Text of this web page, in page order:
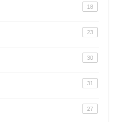
18
23
30
31
27